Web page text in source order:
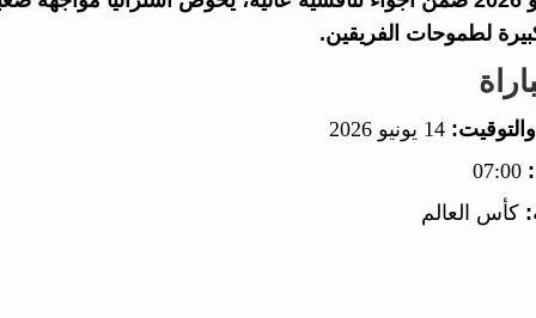
لطموحات الفريقين.
والتوقيت:
كأس العالم